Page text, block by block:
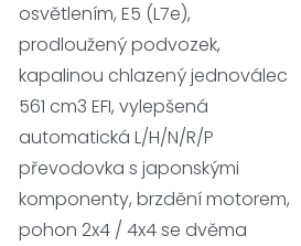
osvětlením, E5 (L7e),
prodloužený podvozek,
kapalinou chlazený jednoválec
561 cm3 EFI, vylepšená
automatická L/H/N/R/P
převodovka s japonskými
komponenty, brzdění motorem,
pohon 2x4 / 4x4 se dvěma